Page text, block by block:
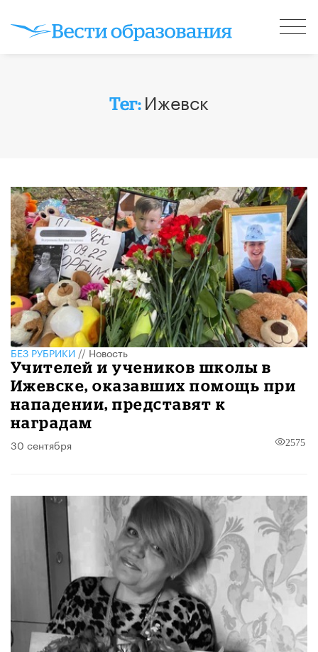
Тег: Ижевск
БЕЗ РУБРИКИ//Новость
​Учителей и учеников школы в
Ижевске, оказавших помощь при
нападении, представят к
наградам
30 сентября 2575